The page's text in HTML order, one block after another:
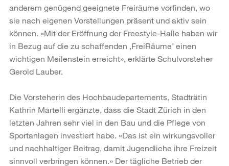
anderem genügend geeignete Freiräume vorfinden, wo
sie nach eigenen Vorstellungen präsent und aktiv sein
können. «Mit der Eröffnung der Freestyle-Halle haben wir
in Bezug auf die zu schaffenden ‚FreiRäume’ einen
wichtigen Meilenstein erreicht», erklärte Schulvorsteher
Gerold Lauber.
Die Vorsteherin des Hochbaudepartements, Stadträtin
Kathrin Martelli ergänzte, dass die Stadt Zürich in den
letzten Jahren sehr viel in den Bau und die Pflege von
Sportanlagen investiert habe. «Das ist ein wirkungsvoller
und nachhaltiger Beitrag, damit Jugendliche ihre Freizeit
sinnvoll verbringen können.» Der tägliche Betrieb der